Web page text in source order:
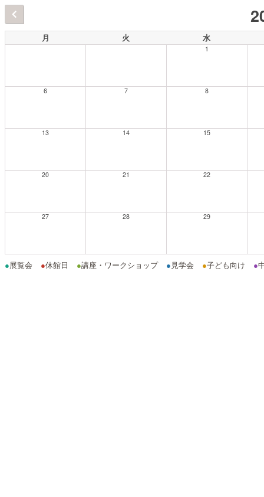
月 火 水
1
6 7 8
13 14 15
20 21 22
27 28 29
●展覧会 ●休館日 ●講座・ワークショップ ● 見学会 ●子ども向け ●